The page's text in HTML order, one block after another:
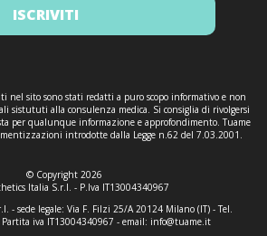
ISCRIVITI
nel sito sono stati redatti a puro scopo informativo e non
sistututi alla consulenza medica. Si consiglia di rivolgersi
per qualunque informazione e approfondimento. Tuame
introdotte dalla Legge n.62 del 7.03.2001.
© Copyright 2026
Italia S.r.l. - P.Iva IT13004340967
- sede legale: Via F. Filzi 25/A 20124 Milano (IT) - Tel.
iva IT13004340967 - email: info@tuame.it